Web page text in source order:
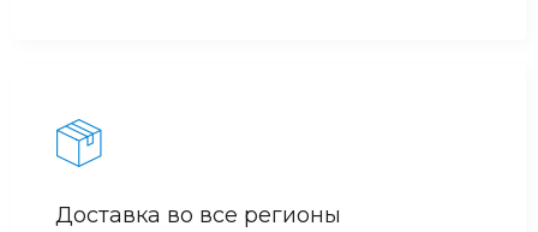
Доставка во все регионы